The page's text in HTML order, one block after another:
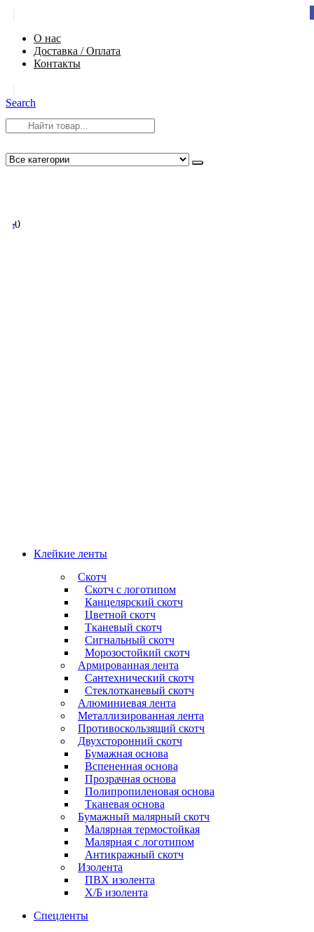
О нас
Доставка / Оплата
Контакты
Search
00
Клейкие ленты
Скотч
Скотч с логотипом
Канцелярский скотч
Цветной скотч
Тканевый скотч
Сигнальный скотч
Морозостойкий скотч
Армированная лента
Сантехнический скотч
Стеклотканевый скотч
Алюминиевая лента
Металлизированная лента
Противоскользящий скотч
Двухсторонний скотч
Бумажная основа
Вспененная основа
Прозрачная основа
Полипропиленовая основа
Тканевая основа
Бумажный малярный скотч
Малярная термостойкая
Малярная с логотипом
Антикражный скотч
Изолента
ПВХ изолента
Х/Б изолента
Спецленты